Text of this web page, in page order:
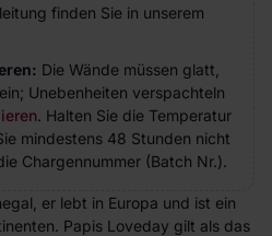
finden Sie in unserem
Die Wände müssen glatt,
Unebenheiten verspachteln
. Halten Sie die Temperatur
mindestens 48 Stunden nicht
Chargennummer (Batch Nr.).
er lebt in Europa und ist ein
Papis Loveday gilt als das